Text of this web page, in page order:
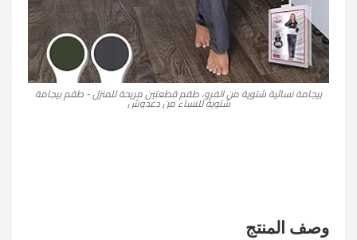
بيجامة نسائية شتوية من الفرو، طقم قطعتين مريحة للمنزل - طقم بيجامة
شتوية للنساء من دعدوش
وصف المنتج